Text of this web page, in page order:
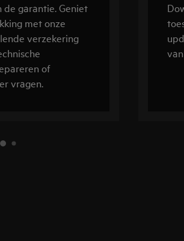
garantie. Geniet
met onze
verzekering
of
vragen.